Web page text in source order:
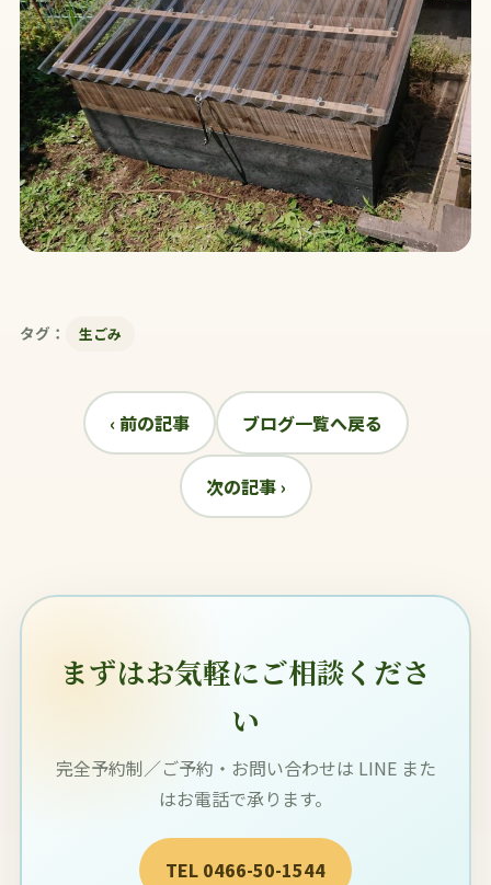
タグ： 生ごみ
‹ 前の記事 ブログ一覧へ戻る
次の記事 ›
まずはお気軽にご相談くださ
い
完全予約制／ご予約・お問い合わせは LINE また
はお電話で承ります。
TEL 0466-50-1544